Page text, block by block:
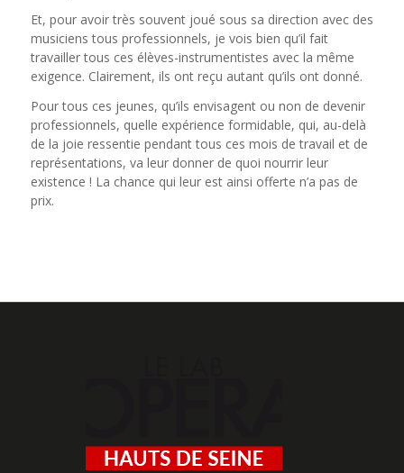
Et, pour avoir très souvent joué sous sa direction avec des
musiciens tous professionnels, je vois bien qu’il fait
travailler tous ces élèves-instrumentistes avec la même
exigence. Clairement, ils ont reçu autant qu’ils ont donné.
Pour tous ces jeunes, qu’ils envisagent ou non de devenir
professionnels, quelle expérience formidable, qui, au-delà
de la joie ressentie pendant tous ces mois de travail et de
représentations, va leur donner de quoi nourrir leur
existence ! La chance qui leur est ainsi offerte n’a pas de
prix.